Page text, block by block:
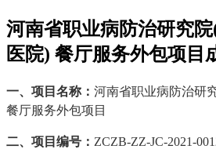
河南省职业病防治研究
医院) 餐厅服务外包项目
一、项目名称： 河南省职业病防治研
餐厅服务外包项目
二、项目编号： ZCZB-ZZ-JC-2021-